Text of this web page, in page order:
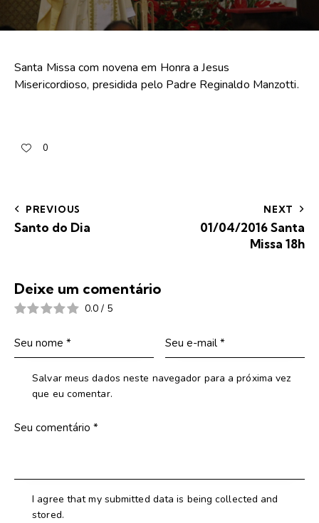
Santa Missa com novena em Honra a Jesus
Misericordioso, presidida pelo Padre Reginaldo Manzotti.
0
PREVIOUS
Santo do Dia
NEXT
01/04/2016 Santa
Missa 18h
Deixe um comentário
0.0 / 5
Salvar meus dados neste navegador para a próxima vez
que eu comentar.
I agree that my submitted data is being collected and
stored.